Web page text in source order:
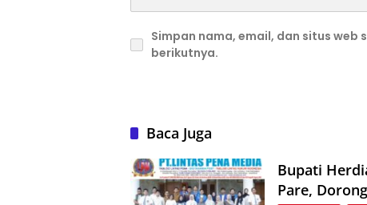
Simpan nama, email, dan situs
berikutnya.
Baca Juga
Bupati
Pare,